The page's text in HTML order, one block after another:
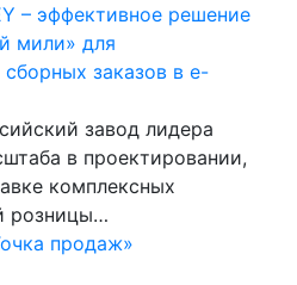
– эффективное решение
мили» для
заказов в e-
завод лидера
в проектировании,
комплексных
розницы…
продаж»